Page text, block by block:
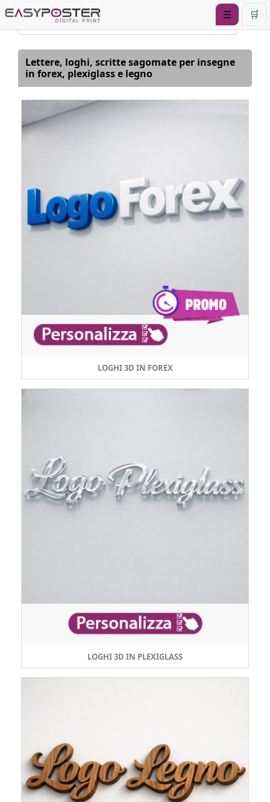
☰ 🛒
Lettere, loghi, scritte sagomate per insegne
in forex, plexiglass e legno
LOGHI 3D IN FOREX
LOGHI 3D IN PLEXIGLASS